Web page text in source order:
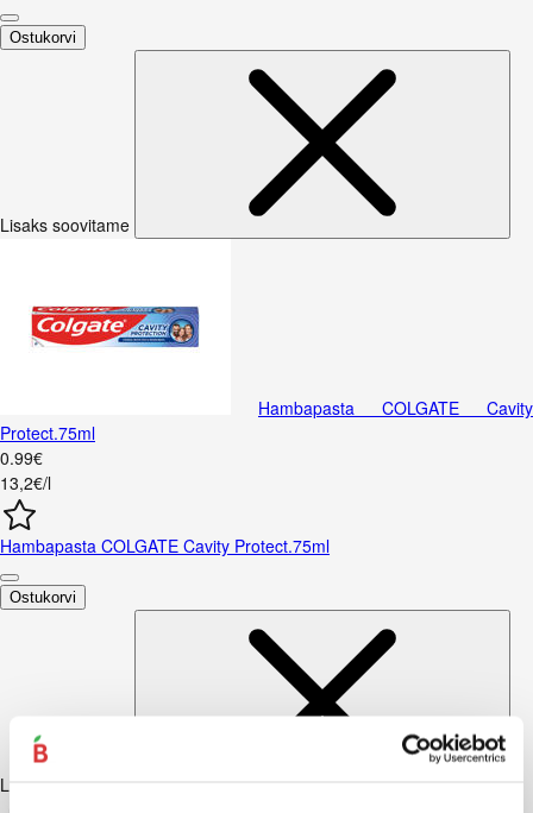
Ostukorvi
Lisaks soovitame
Hambapasta COLGATE Cavity
Protect.75ml
0.99€
13,2€/l
Hambapasta COLGATE Cavity Protect.75ml
Ostukorvi
Lisaks soovitame